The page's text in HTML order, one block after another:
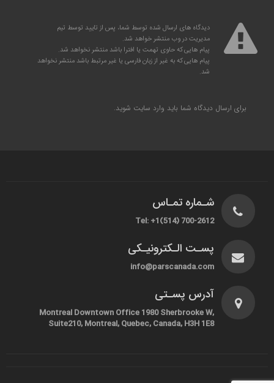
دیدگاه های ارسال شده توسط شما، پس از تایید توسط تیم
مدیریت در وب منتشر خواهد شد.
پیام هایی که حاوی تهمت یا افترا باشد منتشر نخواهد شد.
پیام هایی که به غیر از زبان فارسی یا غیر مرتبط باشد منتشر نخواهد
شد.
برای ارسال دیدگاه شما باید وارد سایت شوید.
شـماره تمـاس
Tel: +1(514) 700-2612
پسـت الـکترونیـکی
info@parscanada.com
آدرس پسـتی
Montreal Downtown Office 1980 Sherbrooke W,
Suite210, Montreal, Quebec, Canada, H3H 1E8